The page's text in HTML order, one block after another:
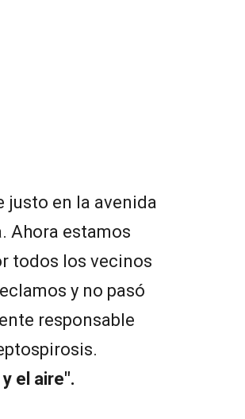
justo en la avenida
Ahora estamos
todos los vecinos
y no pasó
responsable
el aire".